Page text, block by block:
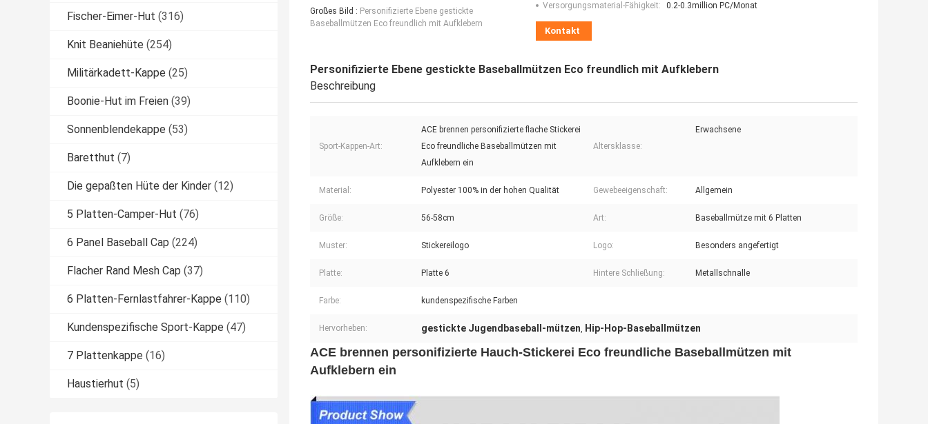
Fischer-Eimer-Hut (316)
Knit Beaniehüte (254)
Militärkadett-Kappe (25)
Boonie-Hut im Freien (39)
Sonnenblendekappe (53)
Baretthut (7)
Die gepaßten Hüte der Kinder (12)
5 Platten-Camper-Hut (76)
6 Panel Baseball Cap (224)
Flacher Rand Mesh Cap (37)
6 Platten-Fernlastfahrer-Kappe (110)
Kundenspezifische Sport-Kappe (47)
7 Plattenkappe (16)
Haustierhut (5)
Großes Bild : Personifizierte Ebene gestickte
Baseballmützen Eco freundlich mit Aufklebern
Versorgungsmaterial-Fähigkeit:
0.2-0.3million PC/Monat
Kontakt
Personifizierte Ebene gestickte Baseballmützen Eco freundlich mit Aufklebern
Beschreibung
Sport-Kappen-Art:
ACE brennen personifizierte flache Stickerei
Eco freundliche Baseballmützen mit
Aufklebern ein
Altersklasse:
Erwachsene
Material: Polyester 100% in der hohen Qualität Gewebeeigenschaft: Allgemein
Größe: 56-58cm Art: Baseballmütze mit 6 Platten
Muster: Stickereilogo Logo: Besonders angefertigt
Platte: Platte 6 Hintere Schließung: Metallschnalle
Farbe: kundenspezifische Farben
Hervorheben: gestickte Jugendbaseball-mützen, Hip-Hop-Baseballmützen
ACE brennen personifizierte Hauch-Stickerei Eco freundliche Baseballmützen mit
Aufklebern ein